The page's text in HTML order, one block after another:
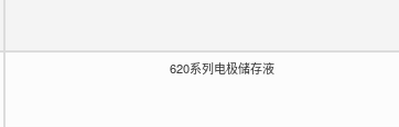
620系列电极储存液